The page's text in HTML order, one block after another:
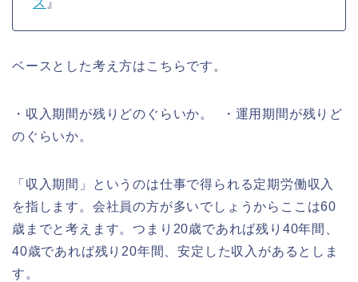
ス 』
ベースとした考え方はこちらです。
・収入期間が残りどのぐらいか。 ・運用期間が残りど
のぐらいか。
「収入期間」というのは仕事で得られる定期労働収入
を指します。会社員の方が多いでしょうからここは60
歳までと考えます。つまり20歳であれば残り40年間、
40歳であれば残り20年間、安定した収入があるとしま
す。